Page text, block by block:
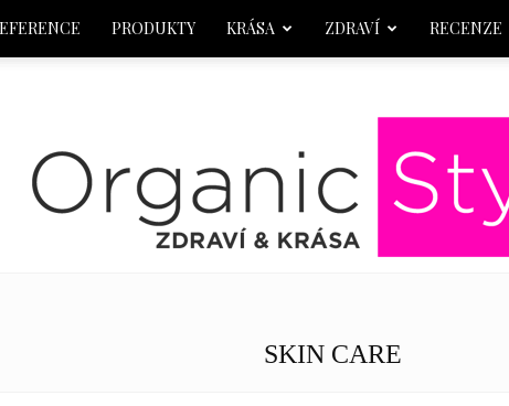
PRODUKTY KRÁSA ZDRAVÍ RECENZE
OrganicStyle
SKIN CARE